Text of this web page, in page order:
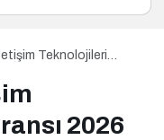
Teknolojileri
2026